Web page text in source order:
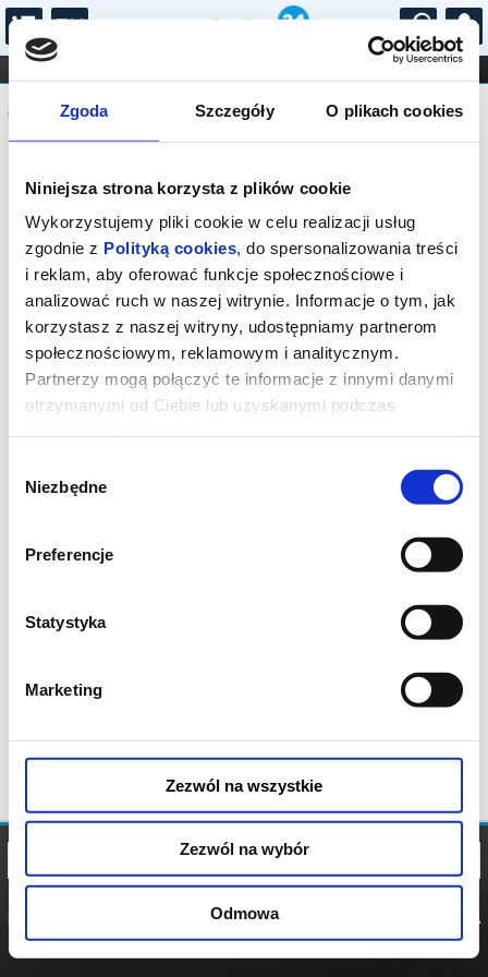
Zgoda Szczegóły O plikach cookies
Niniejsza strona korzysta z plików cookie
Wykorzystujemy pliki cookie w celu realizacji usług
zgodnie z Polityką cookies, do spersonalizowania treści
i reklam, aby oferować funkcje społecznościowe i
analizować ruch w naszej witrynie. Informacje o tym, jak
korzystasz z naszej witryny, udostępniamy partnerom
społecznościowym, reklamowym i analitycznym.
Partnerzy mogą połączyć te informacje z innymi danymi
otrzymanymi od Ciebie lub uzyskanymi podczas
zgody
Niezbędne
Preferencje
Statystyka
Marketing
Zezwól na wszystkie
Zezwól na wybór
Odmowa
...
FILHARMONIA OPERA I BALET
STAND-UP
DLA DZIECI
Komunikat
Sprzedaż biletów on-line na wydarzenie
została zakończona.
POLITYKA
POLITYKA